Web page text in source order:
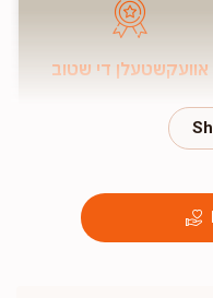
אוועקשטעלן די שטוב